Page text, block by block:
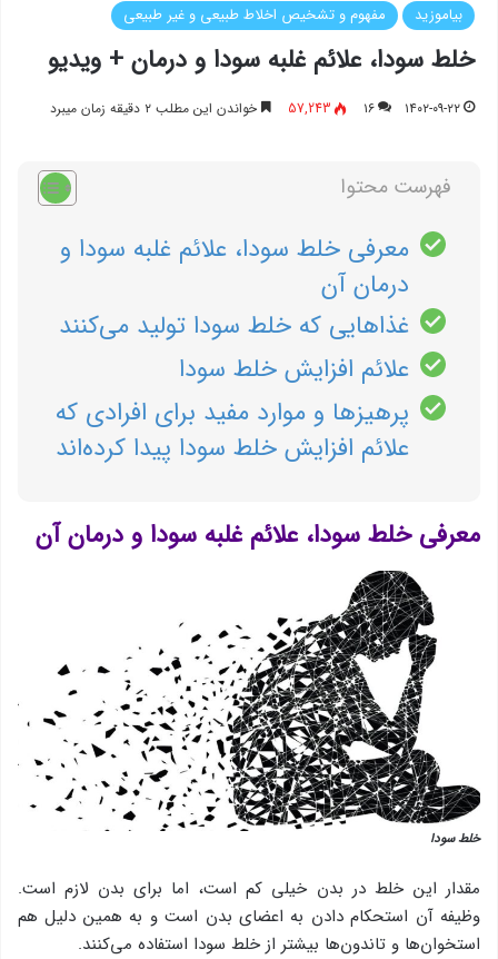
بیاموزید مفهوم و تشخیص اخلاط طبیعی و غیر طبیعی
خلط سودا، علائم غلبه سودا و درمان + ویدیو
۱۴۰۲-۰۹-۲۲ ۱۶ 57,243 خواندن این مطلب ۲ دقیقه زمان میبرد
فهرست محتوا
معرفی خلط سودا، علائم غلبه سودا و
درمان آن
غذاهایی كه خلط سودا تولید می‌‌كنند
علائم افزایش خلط سودا
پرهیزها و موارد مفید برای افرادی كه
علائم افزایش خلط سودا پیدا كرده‌اند
معرفی خلط سودا، علائم غلبه سودا و درمان آن
خلط سودا
مقدار این خلط در بدن خیلی كم است، اما برای بدن لازم است.
وظیفه آن استحكام دادن به اعضای بدن است و به همین دلیل هم
استخوان‌ها و تاندون‌ها بیشتر از خلط سودا استفاده می‌كنند.